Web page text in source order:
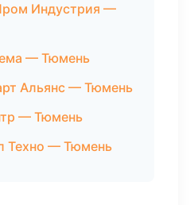
Индустрия —
— Тюмень
Альянс — Тюмень
— Тюмень
Техно — Тюмень